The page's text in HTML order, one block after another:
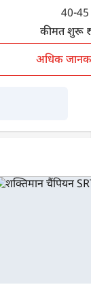
40-45
कीमत शुरू
अधिक